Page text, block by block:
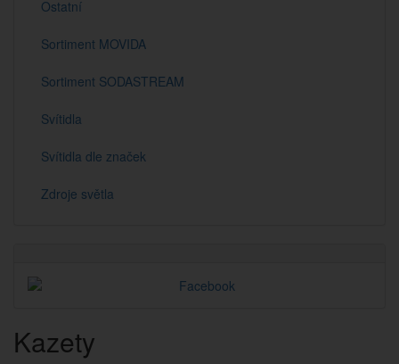
Ostatní
Sortiment MOVIDA
Sortiment SODASTREAM
Svítidla
Svítidla dle značek
Zdroje světla
Kazety